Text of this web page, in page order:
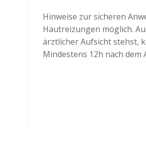
Hinweise zur sicheren
Hautreizungen möglich.
ärztlicher Aufsicht stehst,
Mindestens 12h nach dem